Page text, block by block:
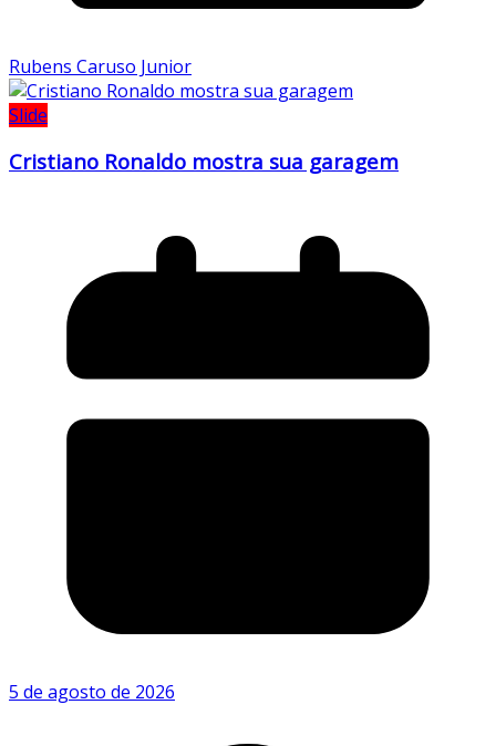
Rubens Caruso Junior
Slide
Cristiano Ronaldo mostra sua garagem
5 de agosto de 2026